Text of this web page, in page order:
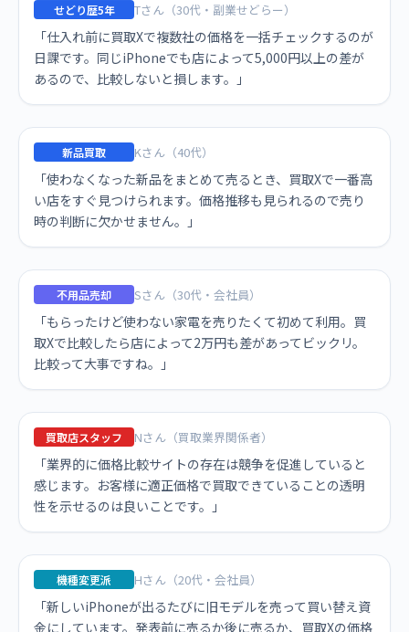
せどり歴5年 Tさん（30代・副業せどらー）
「仕入れ前に買取Xで複数社の価格を一括チェックするのが
日課です。同じiPhoneでも店によって5,000円以上の差が
あるので、比較しないと損します。」
新品買取 Kさん（40代）
「使わなくなった新品をまとめて売るとき、買取Xで一番高
い店をすぐ見つけられます。価格推移も見られるので売り
時の判断に欠かせません。」
不用品売却 Sさん（30代・会社員）
「もらったけど使わない家電を売りたくて初めて利用。買
取Xで比較したら店によって2万円も差があってビックリ。
比較って大事ですね。」
買取店スタッフ Nさん（買取業界関係者）
「業界的に価格比較サイトの存在は競争を促進していると
感じます。お客様に適正価格で買取できていることの透明
性を示せるのは良いことです。」
機種変更派 Hさん（20代・会社員）
「新しいiPhoneが出るたびに旧モデルを売って買い替え資
金にしています。発表前に売るか後に売るか、買取Xの価格